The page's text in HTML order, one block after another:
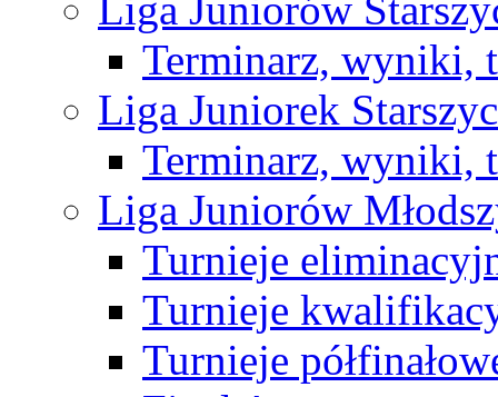
Terminarz, wyniki,
Liga Juniorek
Terminarz, wyniki,
Liga Juniorów
Turnieje
Turnieje
Turnieje